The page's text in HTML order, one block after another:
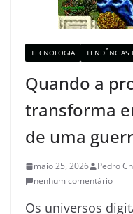
TECNOLOGIA TENDÊNCIAS
Quando a
transforma
de uma
maio 25, 2026 Pedro
nenhum comentário
Os universos